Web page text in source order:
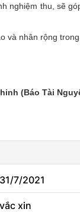
nghiệm thu, sẽ
và nhân rộng trong
(Báo Tài
7/2021
xin